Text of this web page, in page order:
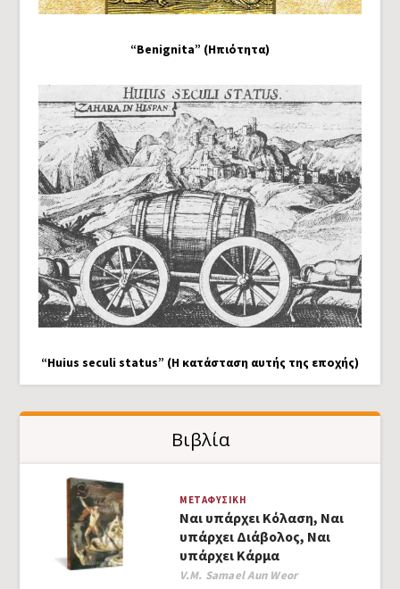
“Benignita” (Ηπιότητα)
“Huius seculi status” (Η κατάσταση αυτής της εποχής)
Βιβλία
ΜΕΤΑΦΥΣΙΚΉ
Ναι υπάρχει Κόλαση, Ναι
υπάρχει Διάβολος, Ναι
υπάρχει Κάρμα
Author
V.M. Samael Aun Weor